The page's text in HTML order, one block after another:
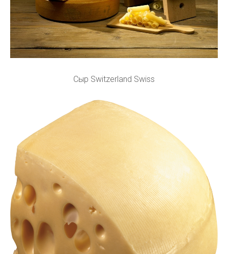
Сыр Switzerland Swiss